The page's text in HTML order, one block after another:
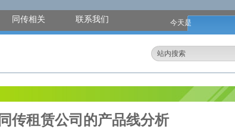
同传相关 联系我们 今天是
同传租赁公司的产品线分析